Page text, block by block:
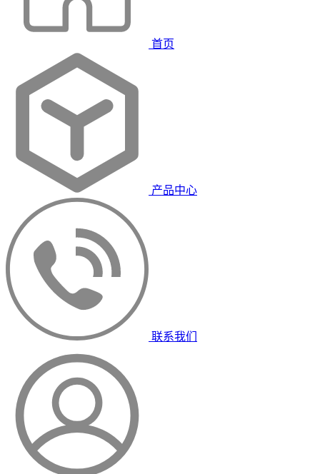
首页
产品中心
联系我们